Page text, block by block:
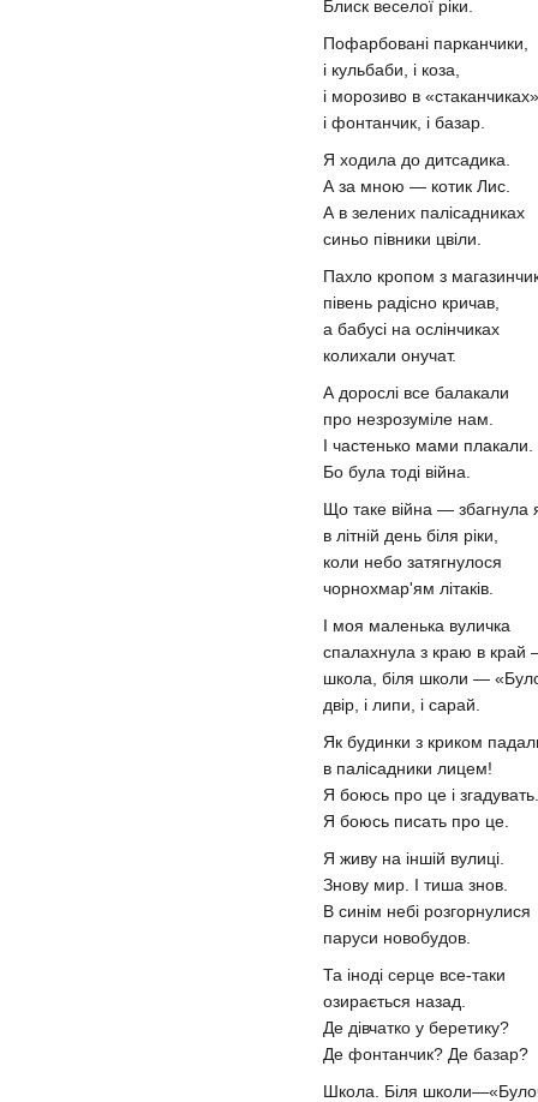
Блиск веселої ріки.
Пофарбовані парканчики,
і кульбаби, і коза,
і морозиво в
і фонтанчик, і базар.
Я ходила до дитсадика.
А за мною — котик Лис.
А в зелених палісадниках
синьо півники цвіли.
Пахло кропом з
півень радісно кричав,
а бабусі на ослінчиках
колихали онучат.
А дорослі все балакали
про незрозуміле нам.
І частенько мами плакали.
Бо була тоді війна.
Що таке війна — збагнула
в літній день біля ріки,
коли небо затягнулося
чорнохмар'ям літаків.
І моя маленька вуличка
спалахнула з краю в край
школа, біля школи —
двір, і липи, і сарай.
Як будинки з криком
в палісадники лицем!
Я боюсь про це і згадувать.
Я боюсь писать про це.
Я живу на іншій вулиці.
Знову мир. І тиша знов.
В синім небі розгорнулися
паруси новобудов.
Та іноді серце все-таки
озирається назад.
Де дівчатко у беретику?
Де фонтанчик? Де базар?
Школа. Біля